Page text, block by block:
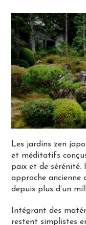
Les jardins zen
et méditatifs
paix et de sérénité.
approche ancienne
depuis plus d’un
Intégrant des
restent simplistes